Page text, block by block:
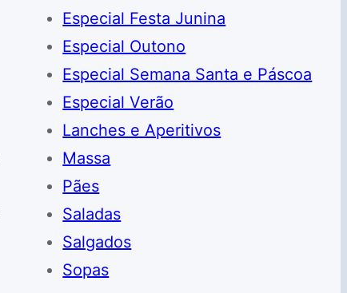
Especial Festa Junina
Especial Outono
Especial Semana Santa e Páscoa
Especial Verão
Lanches e Aperitivos
Massa
Pães
Saladas
Salgados
Sopas